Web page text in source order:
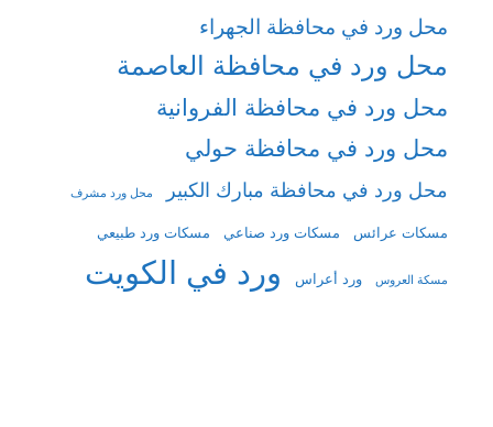
محل ورد في محافظة الجهراء
محل ورد في محافظة العاصمة
محل ورد في محافظة الفروانية
محل ورد في محافظة حولي
محل ورد في محافظة مبارك الكبير محل ورد مشرف
مسكات عرائس مسكات ورد صناعي مسكات ورد طبيعي
مسكة العروس ورد أعراس ورد في الكويت